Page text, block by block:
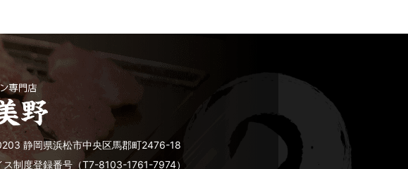
静岡県浜松市中央区馬郡町2476-18
ス制度登録番号（T7-8103-1761-7974）